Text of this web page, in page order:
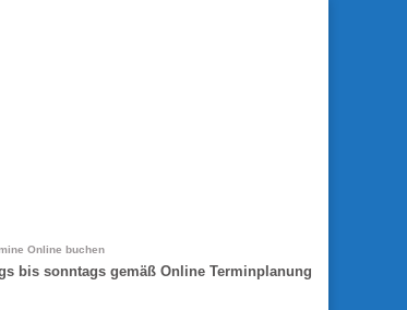
Online buchen
bis sonntags gemäß Online Terminplanung